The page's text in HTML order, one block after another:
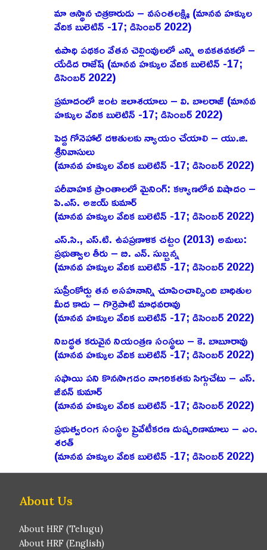
మా ఆస్థాన చిత్రకారుడు – వసంతలక్ష్మి (మానవ హక్కుల
వేదిక బులెటిన్ -17; డిసెంబర్ 2022)
ఉపాధి పథకం వేతన చెల్లింవులలో ఎన్ని అవకతవకలో –
యేడిద రాజేష్‌ (మానవ హక్కుల వేదిక బులెటిన్ -17;
డిసెంబర్ 2022)
ప్రమాదంలో జంట జలాశయాలు – వి. బాలరాజ్‌ (మానవ
హక్కుల వేదిక బులెటిన్ -17; డిసెంబర్ 2022)
పెద్ద గోనెహాల్‌ దళితులకు న్యాయం చేయాలి – యు.జి.
శ్రీనివాసులు
(మానవ హక్కుల వేదిక బులెటిన్ -17; డిసెంబర్ 2022)
పరీవాహక ప్రాంతాలలో మైనింగ్‌: కళ్యాణలోవ విషాదం –
పి.ఎస్‌. అజయ్‌ కుమార్‌
(మానవ హక్కుల వేదిక బులెటిన్ -17; డిసెంబర్ 2022)
ఎస్‌.సి., ఎస్‌.టి. ఉపప్రణాళిక చట్టం (2013) అమలు:
ప్రభుత్వాల తీరు – బి. ఎన్‌. సుబ్బన్న
(మానవ హక్కుల వేదిక బులెటిన్ -17; డిసెంబర్ 2022)
సుప్రీంకోర్టు తన అసహనాన్ని చూపించాల్సింది బాధితుల
మీద కాదు – గొర్రెపాటి మాధవరావు
(మానవ హక్కుల వేదిక బులెటిన్ -17; డిసెంబర్ 2022)
నిబద్ధత కరువైన నియంత్రణ సంస్థలు – కె. బాబూరావు
(మానవ హక్కుల వేదిక బులెటిన్ -17; డిసెంబర్ 2022)
సఫాయి పని కొనసాగడం నాగరికతకు సిగ్గుచేటు – ఎస్‌.
జీవన్‌ కుమార్‌
(మానవ హక్కుల వేదిక బులెటిన్ -17; డిసెంబర్ 2022)
ప్రభుత్వరంగ సంస్థల ప్రైవేటీకరణ దుష్పరిణామాలు – ఎం.
శరత్‌
(మానవ హక్కుల వేదిక బులెటిన్ -17; డిసెంబర్ 2022)
About Us
About HRF (Telugu)
About HRF (English)